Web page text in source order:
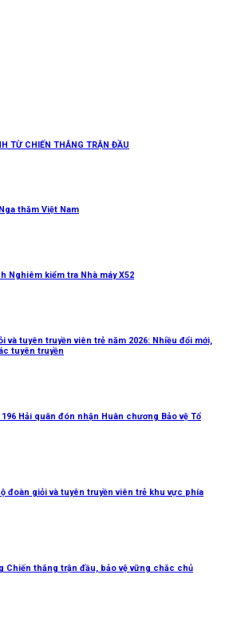
TỪ CHIẾN THẮNG TRẬN ĐẦU
thăm Việt Nam
Nghiêm kiểm tra Nhà máy X52
và tuyên truyền viên trẻ năm 2026: Nhiều đổi mới,
tuyên truyền
Hải quân đón nhận Huân chương Bảo vệ Tổ
đoàn giỏi và tuyên truyền viên trẻ khu vực phía
Chiến thắng trận đầu, bảo vệ vững chắc chủ